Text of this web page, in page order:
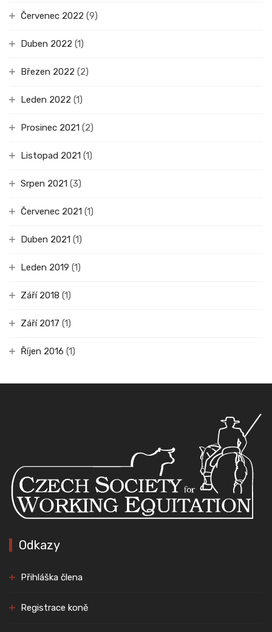
Červenec 2022 (9)
Duben 2022 (1)
Březen 2022 (2)
Leden 2022 (1)
Prosinec 2021 (2)
Listopad 2021 (1)
Srpen 2021 (3)
Červenec 2021 (1)
Duben 2021 (1)
Leden 2019 (1)
Září 2018 (1)
Září 2017 (1)
Říjen 2016 (1)
Odkazy
Přihláška člena
Registrace koně